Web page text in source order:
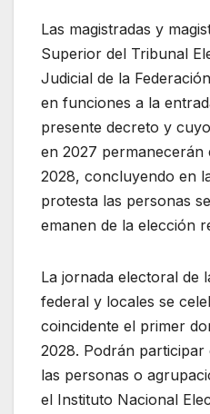
Las magistradas y
Superior del Tribunal
Judicial de la
en funciones a la
presente decreto y
en 2027 permanecerán
2028, concluyendo en
protesta las personas
emanen de la elección
La jornada electoral de
federal y locales se
coincidente el primer
2028. Podrán
las personas o
el Instituto Nacional